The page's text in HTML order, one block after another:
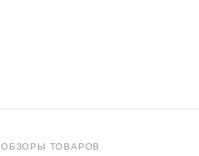
ОБЗОРЫ ТОВАРОВ